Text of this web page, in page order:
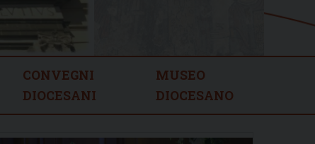
CONVEGNI
DIOCESANI
MUSEO
DIOCESANO